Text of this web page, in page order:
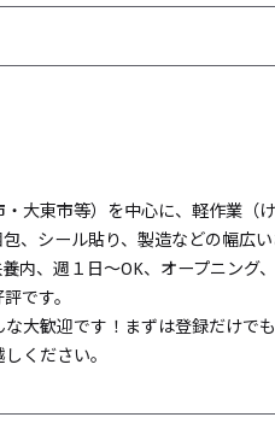
大東市等）を中心に、軽作業（け
、シール貼り、製造などの幅広い
内、週１日～OK、オープニング
です。
大歓迎です！まずは登録だけで
ください。